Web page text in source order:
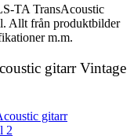
TA TransAcoustic
Allt från produktbilder
m.m.
gitarr Vintage